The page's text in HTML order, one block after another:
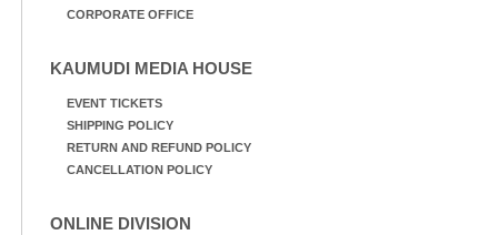
CORPORATE OFFICE
KAUMUDI MEDIA HOUSE
EVENT TICKETS
SHIPPING POLICY
RETURN AND REFUND POLICY
CANCELLATION POLICY
ONLINE DIVISION